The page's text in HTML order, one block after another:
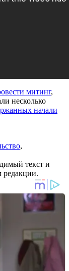
митинг,
несколько
начали
,
текст и
редакции.